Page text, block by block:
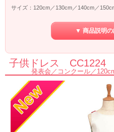
サイズ：120cm／130cm／140cm／
▼ 商品説明
子供ドレス CC1224
発表会／コンクール／